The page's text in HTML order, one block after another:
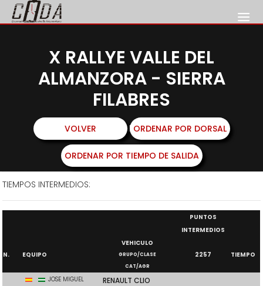
X RALLYE VALLE DEL
ALMANZORA - SIERRA
FILABRES
8 Y 9 DE MARZO DE 2024
VOLVER ORDENAR POR DORSAL
ORDENAR POR TIEMPO DE SALIDA
TIEMPOS INTERMEDIOS:
PUNTOS
INTERMEDIOS
N. EQUIPO
VEHICULO
GRUPO/CLASE
CAT/AGR
2257 TIEMPO
JOSE MIGUEL
RENAULT CLIO